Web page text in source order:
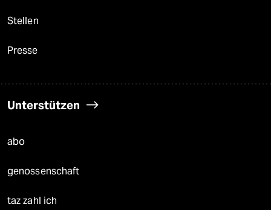
Stellen
Presse
Unterstützen
abo
genossenschaft
taz zahl ich